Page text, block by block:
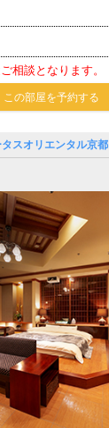
相談となります。
この部屋を予約する
タスオリエンタル京都